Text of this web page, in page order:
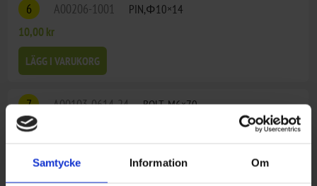
Samtycke Information Om
6 A00206-1001
PIN,Φ10×14
10,00 kr
LÄGG I VARUKORG
7 A00103-0614-24
BOLT, M6×70
18,00 kr
LÄGG I VARUKORG